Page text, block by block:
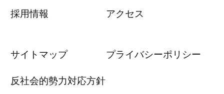
採用情報 アクセス
サイトマップ プライバシーポリシー
反社会的勢力対応方針